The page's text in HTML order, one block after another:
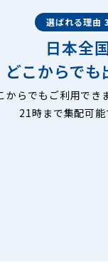
選ばれる理由 3
日本全
どこからでも
からでもご利用でき
21時まで集配可能